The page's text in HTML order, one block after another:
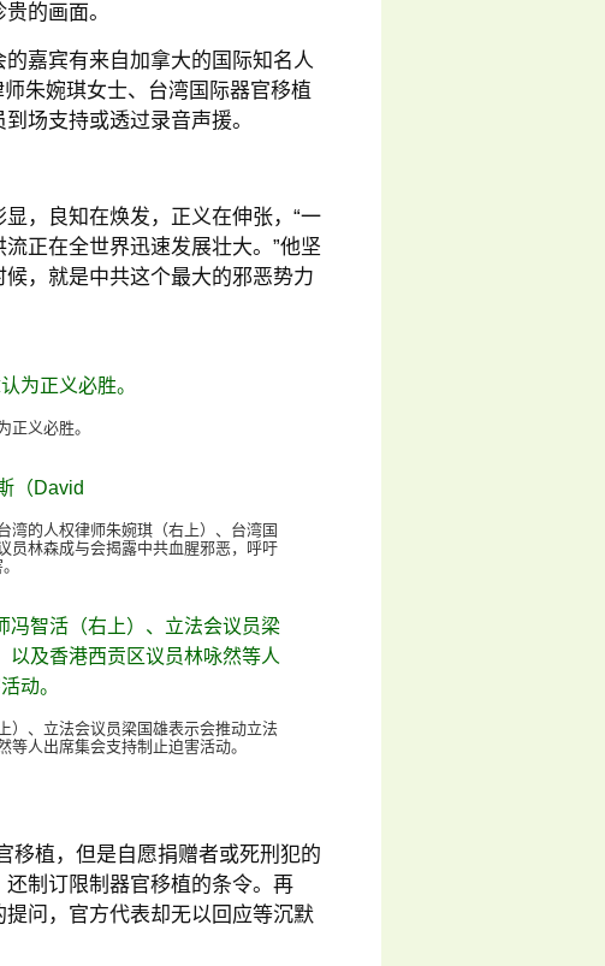
的画面。
嘉宾有来自加拿大的国际知名人
朱婉琪女士、台湾国际器官移植
场支持或透过录音声援。
，良知在焕发，正义在伸张，“一
正在全世界迅速发展壮大。”他坚
，就是中共这个最大的邪恶势力
正义必胜。
湾的人权律师朱婉琪（右上）、台湾国
员林森成与会揭露中共血腥邪恶，呼吁
）、立法会议员梁国雄表示会推动立法
人出席集会支持制止迫害活动。
移植，但是自愿捐赠者或死刑犯的
制订限制器官移植的条令。再
问，官方代表却无以回应等沉默